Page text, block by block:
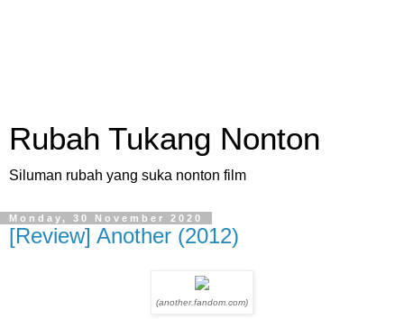
Rubah Tukang Nonton
Siluman rubah yang suka nonton film
Monday, 30 November 2020
[Review] Another (2012)
(another.fandom.com)